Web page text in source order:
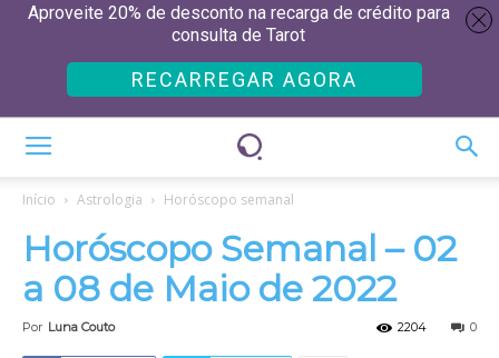
Início Astrologia Horóscopo semanal
Horóscopo Semanal – 02
a 08 de Maio de 2022
Por Luna Couto 0
2204
Aproveite 20% de desconto na recarga de crédito para
consulta de Tarot
RECARREGAR AGORA